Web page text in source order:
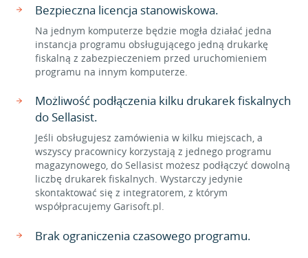
Bezpieczna licencja stanowiskowa.
Na jednym komputerze będzie mogła działać jedna
instancja programu obsługującego jedną drukarkę
fiskalną z zabezpieczeniem przed uruchomieniem
programu na innym komputerze.
Możliwość podłączenia kilku drukarek fiskalnych
do Sellasist.
Jeśli obsługujesz zamówienia w kilku miejscach, a
wszyscy pracownicy korzystają z jednego programu
magazynowego, do Sellasist możesz podłączyć dowolną
liczbę drukarek fiskalnych. Wystarczy jedynie
skontaktować się z integratorem, z którym
współpracujemy Garisoft.pl.
Brak ograniczenia czasowego programu.